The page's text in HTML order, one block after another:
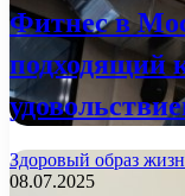
Фитнес в
подходящий
Здоровый образ
08.07.2025